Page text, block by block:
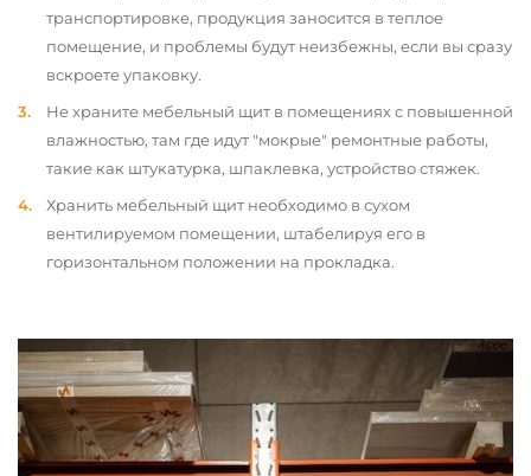
транспортировке, продукция заносится в теплое
помещение, и проблемы будут неизбежны, если вы сразу
вскроете упаковку.
Не храните мебельный щит в помещениях с повышенной
влажностью, там где идут "мокрые" ремонтные работы,
такие как штукатурка, шпаклевка, устройство стяжек.
Хранить мебельный щит необходимо в сухом
вентилируемом помещении, штабелируя его в
горизонтальном положении на прокладка.